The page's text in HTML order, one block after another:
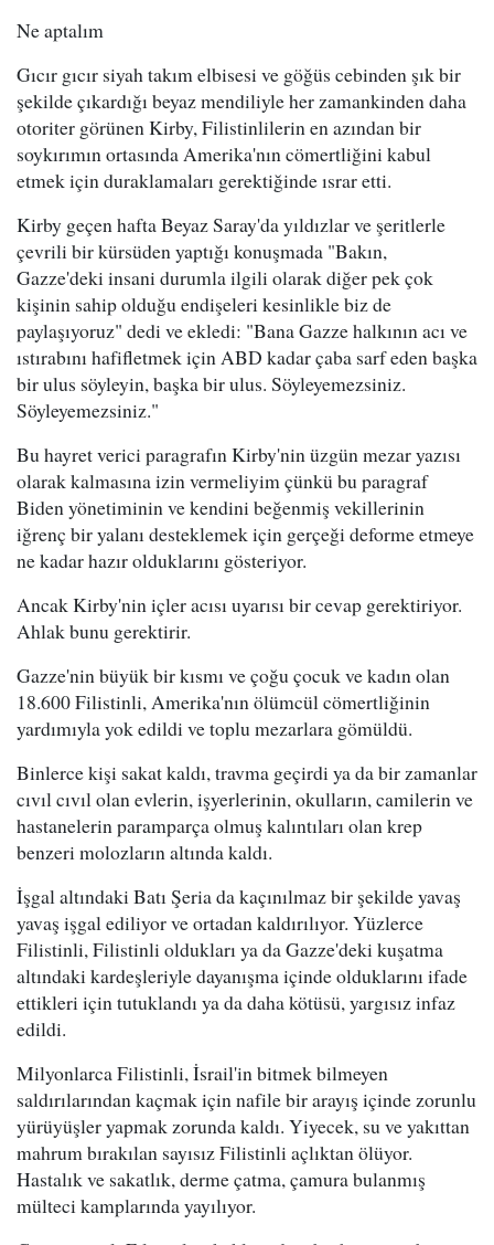
Ne aptalım
Gıcır gıcır siyah takım elbisesi ve göğüs cebinden şık bir
şekilde çıkardığı beyaz mendiliyle her zamankinden daha
otoriter görünen Kirby, Filistinlilerin en azından bir
soykırımın ortasında Amerika'nın cömertliğini kabul
etmek için duraklamaları gerektiğinde ısrar etti.
Kirby geçen hafta Beyaz Saray'da yıldızlar ve şeritlerle
çevrili bir kürsüden yaptığı konuşmada "Bakın,
Gazze'deki insani durumla ilgili olarak diğer pek çok
kişinin sahip olduğu endişeleri kesinlikle biz de
paylaşıyoruz" dedi ve ekledi: "Bana Gazze halkının acı ve
ıstırabını hafifletmek için ABD kadar çaba sarf eden başka
bir ulus söyleyin, başka bir ulus. Söyleyemezsiniz.
Söyleyemezsiniz."
Bu hayret verici paragrafın Kirby'nin üzgün mezar yazısı
olarak kalmasına izin vermeliyim çünkü bu paragraf
Biden yönetiminin ve kendini beğenmiş vekillerinin
iğrenç bir yalanı desteklemek için gerçeği deforme etmeye
ne kadar hazır olduklarını gösteriyor.
Ancak Kirby'nin içler acısı uyarısı bir cevap gerektiriyor.
Ahlak bunu gerektirir.
Gazze'nin büyük bir kısmı ve çoğu çocuk ve kadın olan
18.600 Filistinli, Amerika'nın ölümcül cömertliğinin
yardımıyla yok edildi ve toplu mezarlara gömüldü.
Binlerce kişi sakat kaldı, travma geçirdi ya da bir zamanlar
cıvıl cıvıl olan evlerin, işyerlerinin, okulların, camilerin ve
hastanelerin paramparça olmuş kalıntıları olan krep
benzeri molozların altında kaldı.
İşgal altındaki Batı Şeria da kaçınılmaz bir şekilde yavaş
yavaş işgal ediliyor ve ortadan kaldırılıyor. Yüzlerce
Filistinli, Filistinli oldukları ya da Gazze'deki kuşatma
altındaki kardeşleriyle dayanışma içinde olduklarını ifade
ettikleri için tutuklandı ya da daha kötüsü, yargısız infaz
edildi.
Milyonlarca Filistinli, İsrail'in bitmek bilmeyen
saldırılarından kaçmak için nafile bir arayış içinde zorunlu
yürüyüşler yapmak zorunda kaldı. Yiyecek, su ve yakıttan
mahrum bırakılan sayısız Filistinli açlıktan ölüyor.
Hastalık ve sakatlık, derme çatma, çamura bulanmış
mülteci kamplarında yayılıyor.